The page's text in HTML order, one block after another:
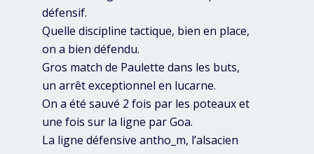
défensif.
Quelle discipline tactique, bien en place,
on a bien défendu.
Gros match de Paulette dans les buts,
un arrêt exceptionnel en lucarne.
On a été sauvé 2 fois par les poteaux et
une fois sur la ligne par Goa.
La ligne défensive antho_m, l’alsacien